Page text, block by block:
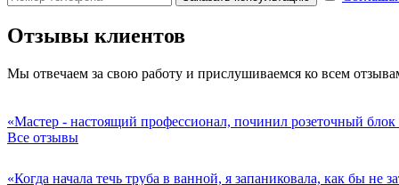
Отзывы клиентов
Мы отвечаем за свою работу и прислушиваемся ко всем
«Мастер - настоящий профессионал, починил розеточный
Все отзывы
«Когда начала течь труба в ванной, я запаниковала, как бы